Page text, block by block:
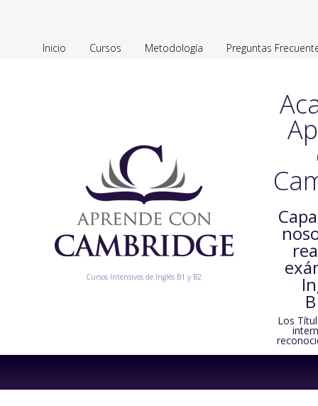
Inicio Cursos Metodología Preguntas
Cursos Intensivos de Inglés B1 y B2
Los
content